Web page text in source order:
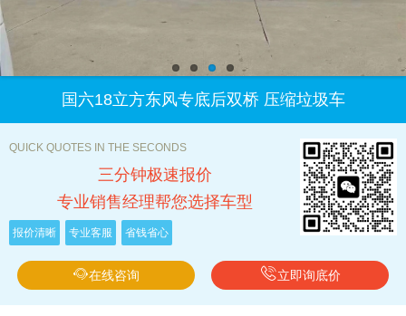
国六18立方东风专底后双桥 压缩垃圾车
QUICK QUOTES IN THE SECONDS
三分钟极速报价
专业销售经理帮您选择车型
报价清晰 专业客服 省钱省心
在线咨询 立即询底价